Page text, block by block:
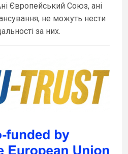
Європейський Союз, ані
не можуть нести
за них.